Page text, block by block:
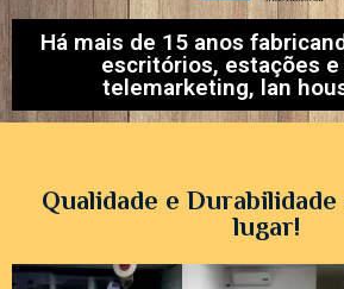
Há mais de 15 anos
escritórios, estações e
telemarketing, lan
Qualidade e
lugar!